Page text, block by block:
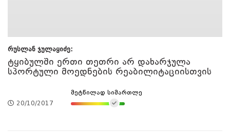
რუსლან ჯულაყიძე:
ტყიბულში ერთი თეთრი არ დახარჯულა
სპორტული მოედნების რეაბილიტაციისთვის
20/10/2017
მეტწილად სიმართლე